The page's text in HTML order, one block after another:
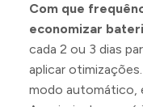
Com que
economizar
cada 2 ou 3 dias
aplicar
modo automático,